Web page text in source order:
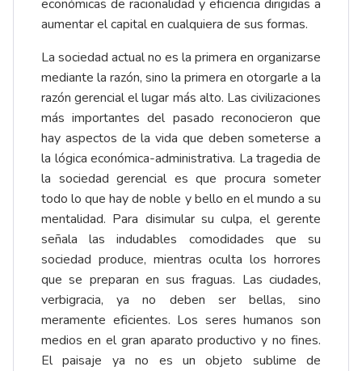
económicas de racionalidad y eficiencia dirigidas a
aumentar el capital en cualquiera de sus formas.
La sociedad actual no es la primera en organizarse
mediante la razón, sino la primera en otorgarle a la
razón gerencial el lugar más alto. Las civilizaciones
más importantes del pasado reconocieron que
hay aspectos de la vida que deben someterse a
la lógica económica-administrativa. La tragedia de
la sociedad gerencial es que procura someter
todo lo que hay de noble y bello en el mundo a su
mentalidad. Para disimular su culpa, el gerente
señala las indudables comodidades que su
sociedad produce, mientras oculta los horrores
que se preparan en sus fraguas. Las ciudades,
verbigracia, ya no deben ser bellas, sino
meramente eficientes. Los seres humanos son
medios en el gran aparato productivo y no fines.
El paisaje ya no es un objeto sublime de